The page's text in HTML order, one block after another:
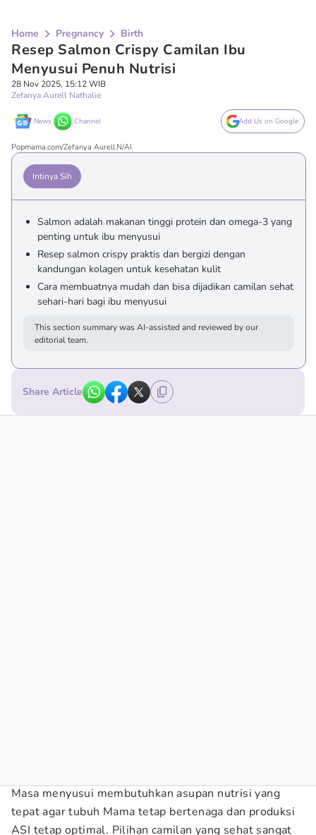
Home Pregnancy Birth
Resep Salmon Crispy Camilan Ibu
Menyusui Penuh Nutrisi
28 Nov 2025, 15:12 WIB
Zefanya Aurell Nathalie
News Channel Add Us on Google
Popmama.com/Zefanya Aurell.N/AI
Intinya Sih
Salmon adalah makanan tinggi protein dan omega-3 yang
penting untuk ibu menyusui
Resep salmon crispy praktis dan bergizi dengan
kandungan kolagen untuk kesehatan kulit
Cara membuatnya mudah dan bisa dijadikan camilan sehat
sehari-hari bagi ibu menyusui
This section summary was AI-assisted and reviewed by our
editorial team.
Share Article
Masa menyusui membutuhkan asupan nutrisi yang
tepat agar tubuh Mama tetap bertenaga dan produksi
ASI tetap optimal. Pilihan camilan yang sehat sangat